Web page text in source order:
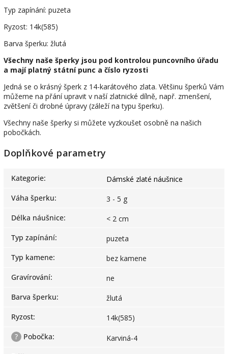
Typ zapínání: puzeta
Ryzost: 14k(585)
Barva šperku: žlutá
Všechny naše šperky jsou pod kontrolou puncovního úřadu
a mají platný státní punc a číslo ryzosti
Jedná se o krásný šperk z 14-karátového zlata. Většinu šperků Vám
můžeme na přání upravit v naší zlatnické dílně, např. zmenšení,
zvětšení či drobné úpravy (záleží na typu šperku).
Všechny naše šperky si můžete vyzkoušet osobně na našich
pobočkách.
Doplňkové parametry
Kategorie:
Dámské zlaté náušnice
Váha šperku:
3 - 5 g
Délka náušnice:
< 2 cm
Typ zapínání:
puzeta
Typ kamene:
bez kamene
Gravírování:
ne
Barva šperku:
žlutá
Ryzost:
14k(585)
?
Pobočka:
Karviná-4